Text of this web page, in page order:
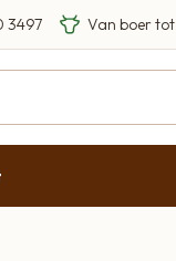
3497
Eigen
Eerlijke